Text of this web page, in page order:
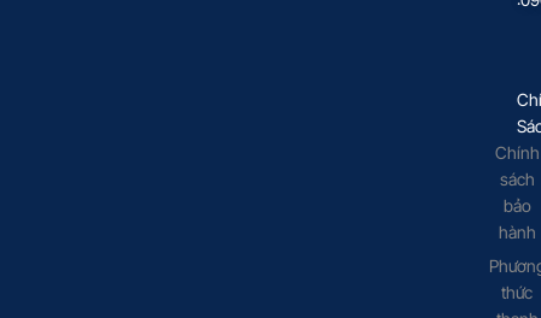
Chính
sách
bảo
hành
thức